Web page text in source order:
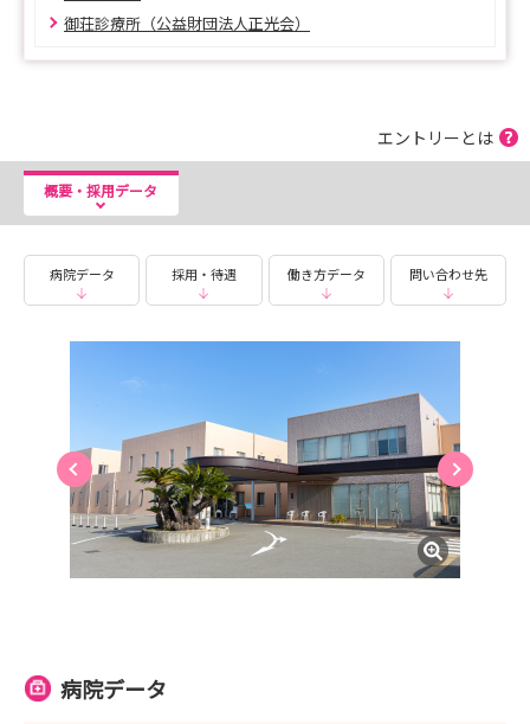
御荘診療所（公益財団法人正光会）
エントリーとは
概要・採用データ
病院データ 採用・待遇 働き方データ 問い合わせ先
病院データ